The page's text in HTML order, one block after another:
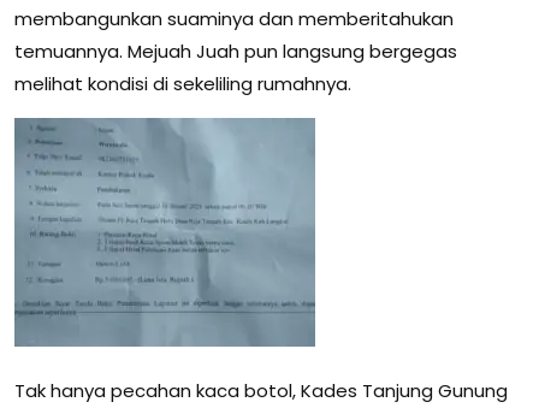
membangunkan suaminya dan memberitahukan
temuannya. Mejuah Juah pun langsung bergegas
melihat kondisi di sekeliling rumahnya.
Tak hanya pecahan kaca botol, Kades Tanjung Gunung